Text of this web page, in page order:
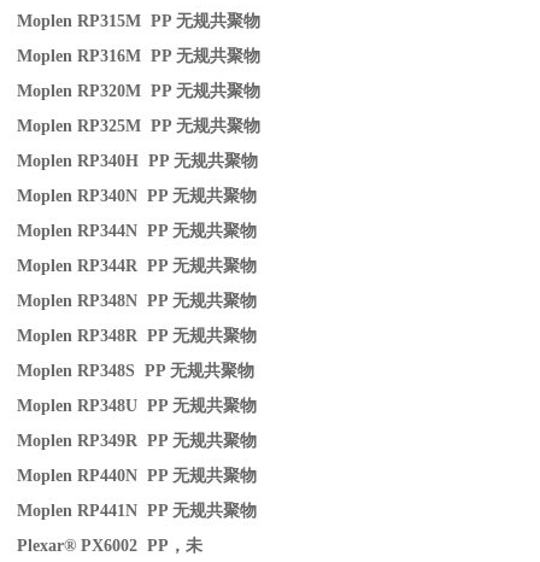
Moplen RP315M PP无规共聚物
Moplen RP316M PP无规共聚物
Moplen RP320M PP无规共聚物
Moplen RP325M PP无规共聚物
Moplen RP340H PP无规共聚物
Moplen RP340N PP无规共聚物
Moplen RP344N PP无规共聚物
Moplen RP344R PP无规共聚物
Moplen RP348N PP无规共聚物
Moplen RP348R PP无规共聚物
Moplen RP348S PP无规共聚物
Moplen RP348U PP无规共聚物
Moplen RP349R PP无规共聚物
Moplen RP440N PP无规共聚物
Moplen RP441N PP无规共聚物
Plexar® PX6002 PP ，未